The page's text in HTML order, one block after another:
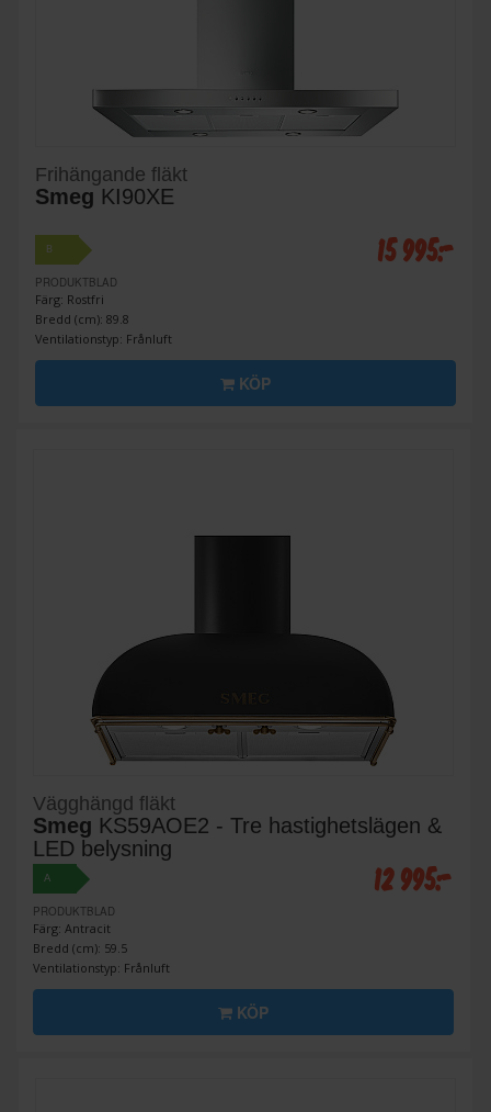
Frihängande fläkt
Smeg KI90XE
B
PRODUKTBLAD
Färg: Rostfri
Bredd (cm): 89.8
Ventilationstyp: Frånluft
15 995:-
KÖP
Vägghängd fläkt
Smeg KS59AOE2 - Tre hastighetslägen &
LED belysning
A
PRODUKTBLAD
Färg: Antracit
Bredd (cm): 59.5
Ventilationstyp: Frånluft
12 995:-
KÖP